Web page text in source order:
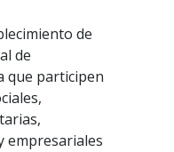
de
de
que participen
empresariales